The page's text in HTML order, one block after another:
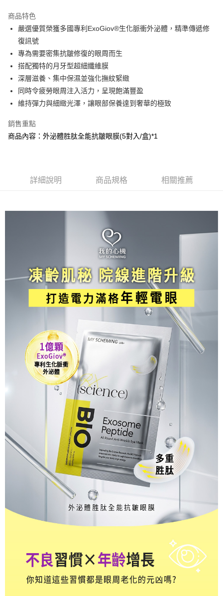
Apple Pay
街口支付
悠遊付
AFTEE先享後付
相關說明
【關於「AFTEE先享後付」】
便利好安心！
１．簡單：不需註冊會員、不需綁卡、不需儲值。
２．便利：只要手機號碼，簡訊認證，即可結帳。
１．於結帳方式選擇「AFTEE先享後付」後，將跳轉至「AFTEE先享後付」
結帳頁面，進行簡訊認證並確認金額後，即可完成結帳。
ATM／網路銀行／等多元方式進行付款，方視為交易完成。
購買商品的店家。未經商家同意取消之訂單仍視為有效，需透過AFTEE先享
※ 交易是否成功請以「AFTEE先享後付 」之結帳頁面顯示為準，若有關於
是否繳費成功／繳費後需取消欲退款等相關疑問，請聯繫「AFTEE先享後付
客戶支援中心」https://netprotections.freshdesk.com/support/home
【注意事項】
１．透過由恩沛科技股份有限公司提供之「AFTEE先享後付」服務完成之交
易，需依本服務之必要範圍內提供個人資料，並將交易相關給付款項請求債
２．關於個人資料處理事宜，請瀏覽以下網址：
https://aftee.tw/terms/#terms3
３．未成年的使用者請事先徵得法定代理人或監護人之同意方可使用
「AFTEE先享後付」，若未經同意申辦者引起之損失，本公司不負相關責
４．使用「AFTEE先享後付」時，將依據個別帳號之用戶狀況，依本公司即
時審查核予不同之上限額度；若仍有額度不足之情形，本公司將視審查結果
請求用戶進行身份認證。
５．嚴禁一人註冊多個帳號或使用他人資訊註冊。若發現惡意使用之情形，
恩沛科技股份有限公司將有權停止該用戶之使用額度並採取法律行動。
全家取貨付款
每筆NT$100，滿NT$799(含以上)免運費
每筆NT$100，滿NT$799(含以上)免運費
每筆NT$100，滿NT$799(含以上)免運費
每筆NT$100，滿NT$1,000(含以上)免運費
海外配送(普通)
商品特色
嚴選優質榮獲多國專利ExoGiov®生化脈衝外泌體，精準傳遞修
復訊號
專為需要密集抗皺修復的眼周而生
搭配獨特的月牙型超細纖維膜
深層滋養、集中保濕並強化撫紋緊緻
同時令疲勞眼周注入活力，呈現飽滿豐盈
維持彈力與細緻光澤，讓眼部保養達到奢華的極致
銷售重點
商品內容：外泌體胜肽全能抗皺眼膜(5對入/盒)*1
詳細說明 商品規格 相關推薦